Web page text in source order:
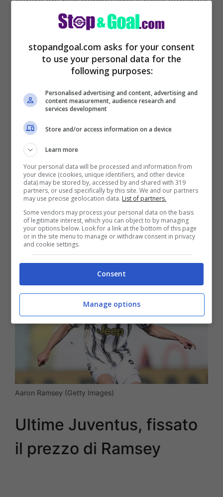
da 7 milioni di euro a stagione. In Premier
arrivati da West Ham e Crystal Palace.
LEGGI ANCHE >>>Mercato Juve, addio
Ronaldo: ecco il sostituto
Aaron Ramsey (Getty Images)
Ultime Juventus, fissato
il prezzo di Ramsey
stopandgoal.com asks for your consent
to use your personal data for the
following purposes:
Personalised advertising and content, advertising and
content measurement, audience research and
services development
Store and/or access information on a device
Learn more
Your personal data will be processed and information from
your device (cookies, unique identifiers, and other device
data) may be stored by, accessed by and shared with 319
partners, or used specifically by this site. We and our partners
may use precise geolocation data. List of partners.
Some vendors may process your personal data on the basis
of legitimate interest, which you can object to by managing
your options below. Look for a link at the bottom of this page
or in the site menu to manage or withdraw consent in privacy
and cookie settings.
Consent
Manage options